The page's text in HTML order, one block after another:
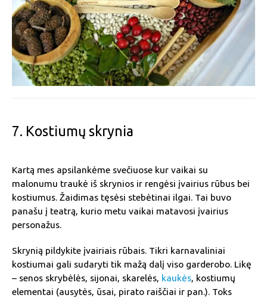
7. Kostiumų skrynia
Kartą mes apsilankėme svečiuose kur vaikai su
malonumu traukė iš skrynios ir rengėsi įvairius rūbus bei
kostiumus. Žaidimas tęsėsi stebėtinai ilgai. Tai buvo
panašu į teatrą, kurio metu vaikai matavosi įvairius
personažus.
Skrynią pildykite įvairiais rūbais. Tikri karnavaliniai
kostiumai gali sudaryti tik mažą dalį viso garderobo. Likę
– senos skrybėlės, sijonai, skarelės, kaukės, kostiumų
elementai (ausytės, ūsai, pirato raiščiai ir pan.). Toks